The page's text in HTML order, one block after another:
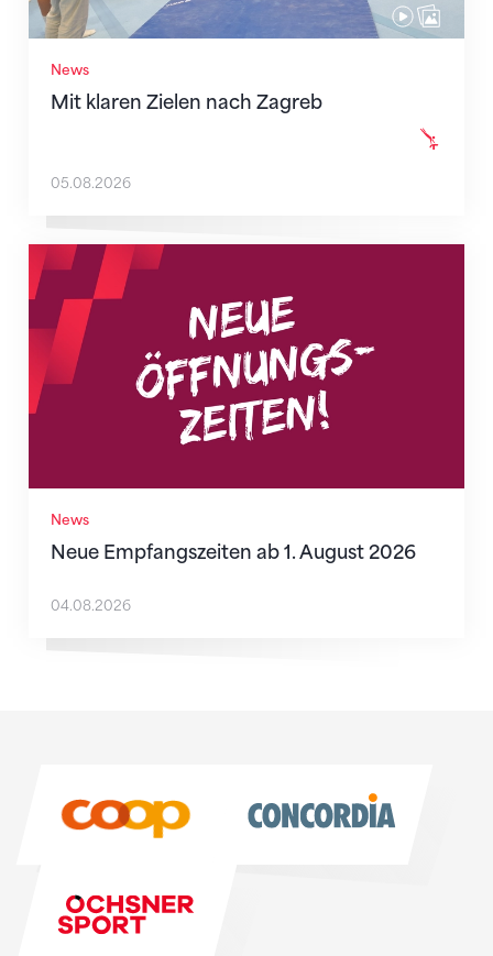
News
Mit klaren Zielen nach Zagreb
05.08.2026
News
Neue Empfangszeiten ab 1. August 2026
Neue Empfangszeiten ab 1. August 2026
04.08.2026